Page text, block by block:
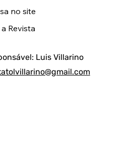
Luis Villarino
no site
Revista